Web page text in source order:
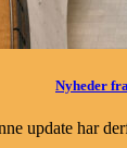
Nyheder
update har